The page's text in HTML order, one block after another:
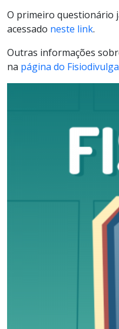
O primeiro questionário
acessado neste link.
Outras informações
na página do